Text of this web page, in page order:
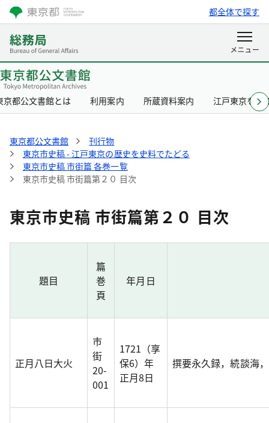
都全体で探す
京都公文書館とは 利用案内 所蔵資料案内 江戸東京を知
東京都公文書館
刊行物
東京市史稿 - 江戸東京の歴史を史料でたどる
東京市史稿 市街篇 各巻一覧
東京市史稿 市街篇第２０ 目次
東京市史稿 市街篇第２０ 目次
題目
篇
巻
頁
年月日
正月八日大火
市
街
20-
001
1721（享
保6）年
正月8日
撰要永久録，続談海